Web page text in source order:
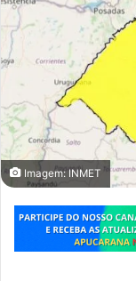
Imagem: INMET